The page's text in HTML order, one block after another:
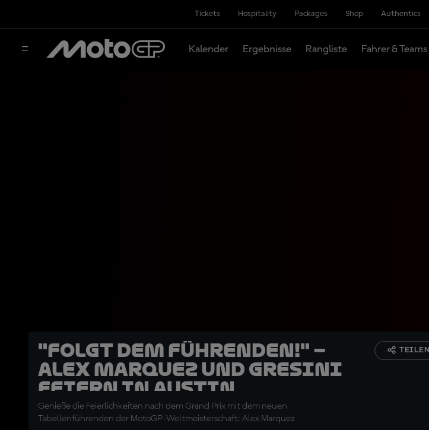
Tickets Hospitality Packages Shop Authentics
Kalender Ergebnisse Rangliste Fahrer & Teams
"Folgt dem Führenden!" –
Alex Marquez und Gresini
feiern in Austin
Genieße die Feierlichkeiten nach dem Grand Prix mit dem neuen
Tabellenführenden der MotoGP-Weltmeisterschaft: Alex Marquez
TEILEN